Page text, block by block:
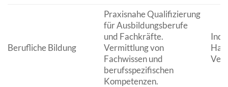
Berufliche Bildung
Praxisnahe Qualifizierung
für Ausbildungsberufe
und Fachkräfte.
Vermittlung von
Fachwissen und
berufsspezifischen
Kompetenzen.